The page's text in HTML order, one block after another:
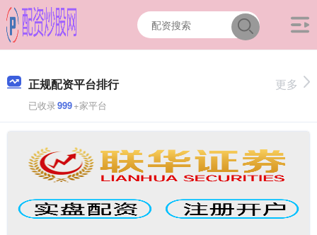
正规配资平台排行
已收录999+家平台
更多